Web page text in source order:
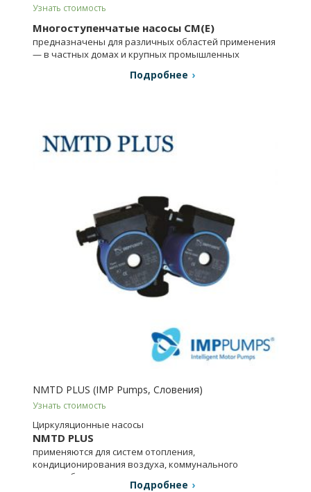
Узнать стоимость
Многоступенчатые насосы CM(E)
предназначены для различных областей применения
— в частных домах и крупных промышленных
Подробнее
NMTD PLUS (IMP Pumps, Словения)
Узнать стоимость
Циркуляционные насосы
NMTD PLUS
применяются для систем отопления,
кондиционирования воздуха, коммунального
водоснабжения.
Подробнее